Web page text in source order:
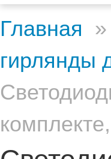
Главная »
гирлянды